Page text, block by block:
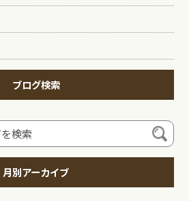
ブログ検索
月別アーカイブ